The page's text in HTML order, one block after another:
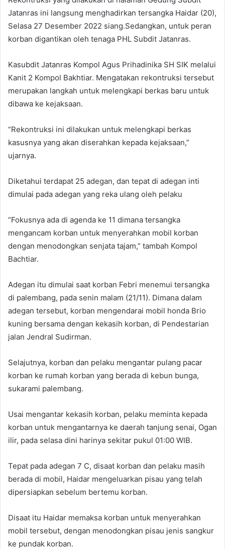
Jatanras ini langsung menghadirkan tersangka Haidar (20),
Selasa 27 Desember 2022 siang.Sedangkan, untuk peran
korban digantikan oleh tenaga PHL Subdit Jatanras.
Kasubdit Jatanras Kompol Agus Prihadinika SH SIK melalui
Kanit 2 Kompol Bakhtiar. Mengatakan rekontruksi tersebut
merupakan langkah untuk melengkapi berkas baru untuk
dibawa ke kejaksaan.
“Rekontruksi ini dilakukan untuk melengkapi berkas
kasusnya yang akan diserahkan kepada kejaksaan,”
ujarnya.
Diketahui terdapat 25 adegan, dan tepat di adegan inti
dimulai pada adegan yang reka ulang oleh pelaku
“Fokusnya ada di agenda ke 11 dimana tersangka
mengancam korban untuk menyerahkan mobil korban
dengan menodongkan senjata tajam,” tambah Kompol
Bachtiar.
Adegan itu dimulai saat korban Febri menemui tersangka
di palembang, pada senin malam (21/11). Dimana dalam
adegan tersebut, korban mengendarai mobil honda Brio
kuning bersama dengan kekasih korban, di Pendestarian
jalan Jendral Sudirman.
Selajutnya, korban dan pelaku mengantar pulang pacar
korban ke rumah korban yang berada di kebun bunga,
sukarami palembang.
Usai mengantar kekasih korban, pelaku meminta kepada
korban untuk mengantarnya ke daerah tanjung senai, Ogan
ilir, pada selasa dini harinya sekitar pukul 01:00 WIB.
Tepat pada adegan 7 C, disaat korban dan pelaku masih
berada di mobil, Haidar mengeluarkan pisau yang telah
dipersiapkan sebelum bertemu korban.
Disaat itu Haidar memaksa korban untuk menyerahkan
mobil tersebut, dengan menodongkan pisau jenis sangkur
ke pundak korban.